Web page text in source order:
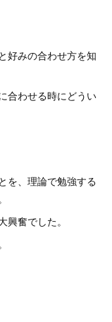
好みの合わせ方を知
合わせる時にどうい
を、理論で勉強する
奮でした。